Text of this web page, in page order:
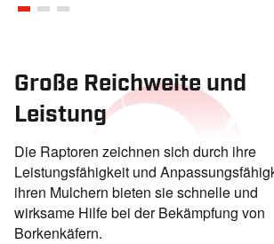
Große Reichweite und
Leistung
Die Raptoren zeichnen sich durch ihre
Leistungsfähigkeit und
ihren Mulchern bieten sie schnelle und
wirksame Hilfe bei der Bekämpfung von
Borkenkäfern.